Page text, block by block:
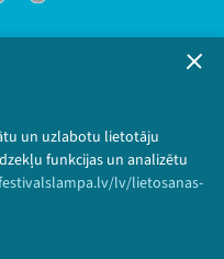
un uzlabotu lietotāju
funkcijas un analizētu
lv/lietosanas-
politika
Visas tiesības